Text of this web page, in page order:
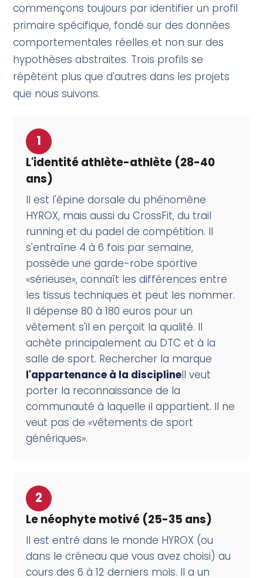
commençons toujours par identifier un profil
primaire spécifique, fondé sur des données
comportementales réelles et non sur des
hypothèses abstraites. Trois profils se
répètent plus que d'autres dans les projets
que nous suivons.
1
L'identité athlète-athlète (28-40
ans)
Il est l'épine dorsale du phénomène
HYROX, mais aussi du CrossFit, du trail
running et du padel de compétition. Il
s'entraîne 4 à 6 fois par semaine,
possède une garde-robe sportive
«sérieuse», connaît les différences entre
les tissus techniques et peut les nommer.
Il dépense 80 à 180 euros pour un
vêtement s'il en perçoit la qualité. Il
achète principalement au DTC et à la
salle de sport. Rechercher la marque
l'appartenance à la disciplineIl veut
porter la reconnaissance de la
communauté à laquelle il appartient. Il ne
veut pas de «vêtements de sport
génériques».
2
Le néophyte motivé (25-35 ans)
Il est entré dans le monde HYROX (ou
dans le créneau que vous avez choisi) au
cours des 6 à 12 derniers mois. Il a un